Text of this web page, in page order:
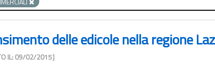
delle edicole nella regione
IL: 09/02/2015]